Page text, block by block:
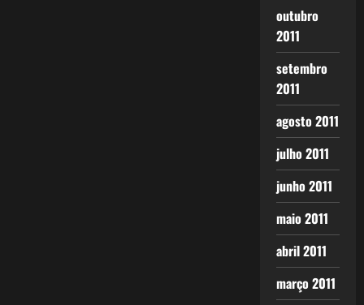
outubro
2011
setembro
2011
agosto 2011
julho 2011
junho 2011
maio 2011
abril 2011
março 2011